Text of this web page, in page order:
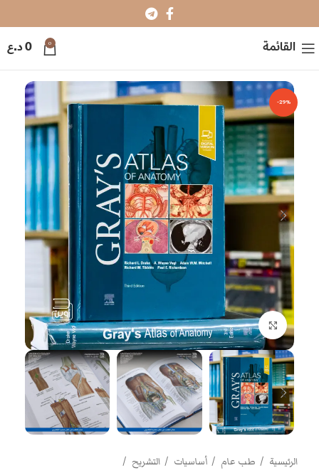
القائمة 0
0د.ع
-29%
اضغط للتكبير
الرئيسية طب عام أساسيات
التشريح